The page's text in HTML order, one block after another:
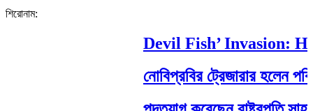
শিরোনাম:
Devil Fish’ Invasion:
নোবিপ্রবির ট্রেজারার হলেন